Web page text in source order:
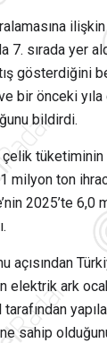
7. sırada yer
gösterdiğini
bir önceki yıla
bildirdi.
çelik tüketiminin
milyon ton
2025’te 6,0
açısından
elektrik ark
sahip